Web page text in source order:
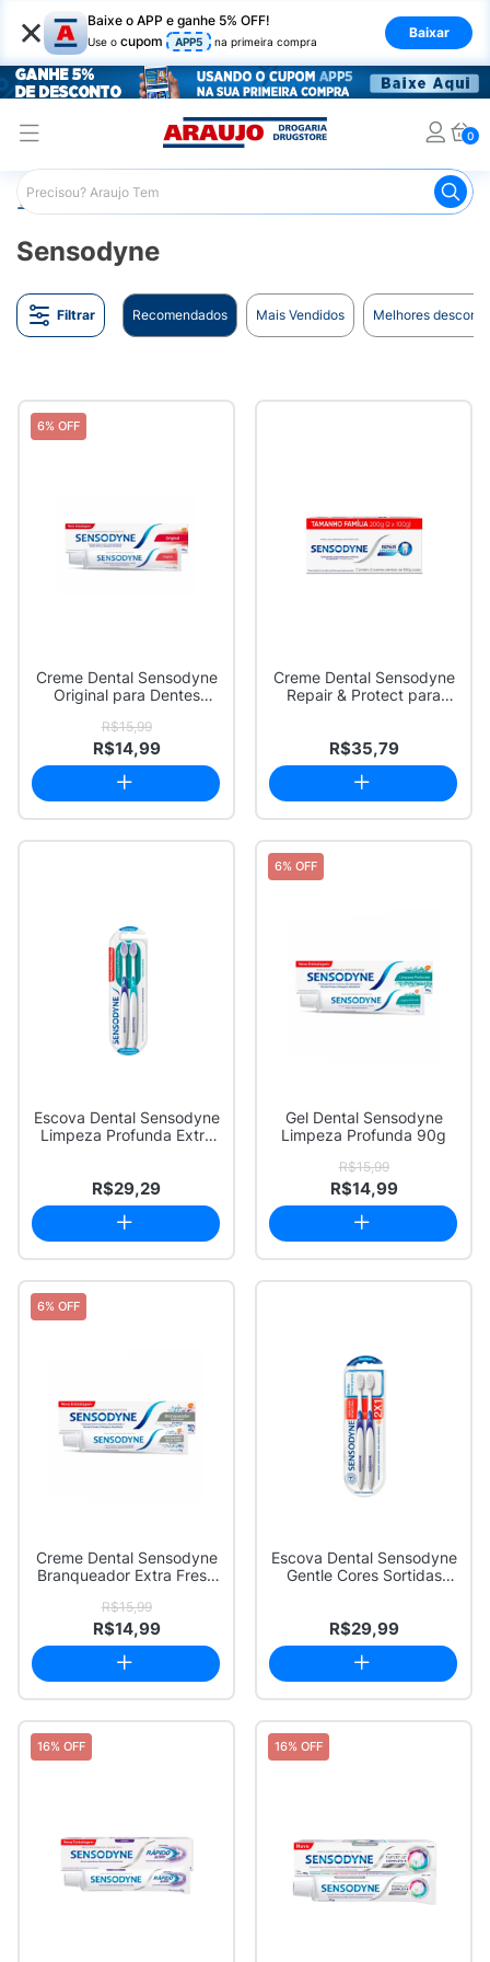
× Baixe o APP e ganhe 5% OFF!
Use o cupom APP5 na primeira compra
Baixar
0
Araujo Marcas
Sensodyne
Filtrar Recomendados Mais Vendidos Melhores
6% OFF
Creme Dental Sensodyne
Original para Dentes
R$15,99
R$14,99
Creme Dental Sensodyne
Repair & Protect para
R$35,79
Escova Dental Sensodyne
Limpeza Profunda Extra
R$29,29
6% OFF
Gel Dental Sensodyne
Limpeza Profunda 90g
R$15,99
R$14,99
6% OFF
Creme Dental Sensodyne
Branqueador Extra Fresh
R$15,99
R$14,99
Escova Dental Sensodyne
Gentle Cores Sortidas
R$29,99
16% OFF 16% OFF